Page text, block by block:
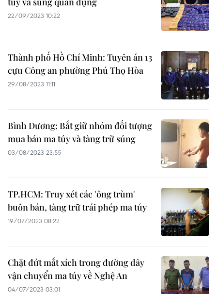
22/09/2023 10:22
Thành phố Hồ Chí Minh: Tuyên án 13
cựu Công an phường Phú Thọ Hòa
29/08/2023 11:11
Bình Dương: Bắt giữ nhóm đối tượng
mua bán ma túy và tàng trữ súng
03/08/2023 23:55
TP.HCM: Truy xét các 'ông trùm'
buôn bán, tàng trữ trái phép ma túy
19/07/2023 08:22
Chặt đứt mắt xích trong đường dây
vận chuyển ma túy về Nghệ An
04/07/2023 03:01